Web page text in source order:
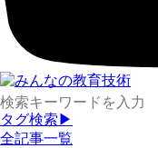
タグ検索▶
全記事一覧